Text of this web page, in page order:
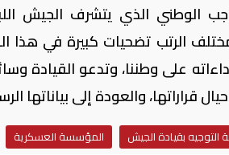
الوطني الذي يتشرف الجيش
الرتب تضحيات كبيرة في هذا
على وطننا، وتدعو
قراراتها، والعودة إلى
التوجيه بقيادة الجيش المؤسسة العسكرية